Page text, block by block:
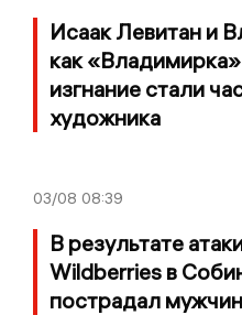
Исаак Левитан и
как
изгнание стали
художника
03/08 08:39
В результате
Wildberries в
пострадал